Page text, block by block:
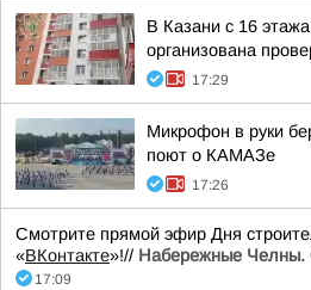
В Казани с 16
организована
17:29
Микрофон в руки
поют о КАМАЗе
17:26
Смотрите прямой эфир Дня
«ВКонтакте»!// Набережные Челны.
17:09